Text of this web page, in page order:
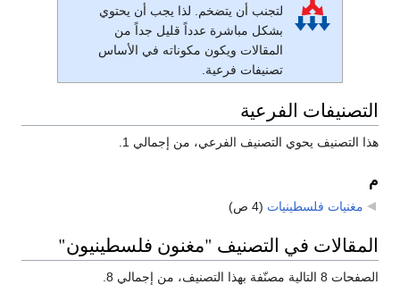
لتجنب أن يتضخم. لذا يجب أن يحتوي
بشكل مباشرة عدداً قليل جداً من
المقالات ويكون مكوناته في الأساس
تصنيفات فرعية.
التصنيفات الفرعية
هذا التصنيف يحوي التصنيف الفرعي، من إجمالي 1.
م
مغنيات فلسطينيات (4 ص)
المقالات في التصنيف "مغنون فلسطينيون"
الصفحات 8 التالية مصنّفة بهذا التصنيف، من إجمالي 8.